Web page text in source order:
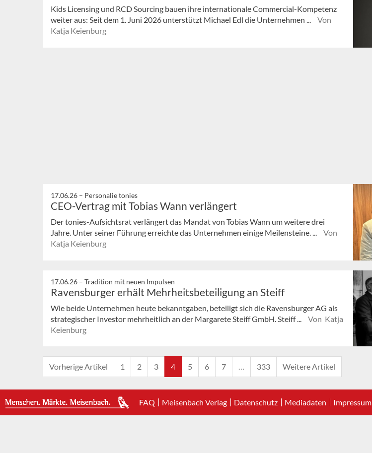
Kids Licensing und RCD Sourcing bauen ihre internationale Commercial-Kompetenz
weiter aus: Seit dem 1. Juni 2026 unterstützt Michael Edl die Unternehmen ...
Von
Katja Keienburg
17.06.26 – Personalie tonies
CEO-Vertrag mit Tobias Wann verlängert
Der tonies-Aufsichtsrat verlängert das Mandat von Tobias Wann um weitere drei
Jahre. Unter seiner Führung erreichte das Unternehmen einige Meilensteine. ...
Von
Katja Keienburg
17.06.26 – Tradition mit neuen Impulsen
Ravensburger erhält Mehrheitsbeteiligung an Steiff
Wie beide Unternehmen heute bekanntgaben, beteiligt sich die Ravensburger AG als
strategischer Investor mehrheitlich an der Margarete Steiff GmbH. Steiff ...
Von Katja
Keienburg
Vorherige Artikel 1 2 3 4 5 6 7 … 333 Weitere Artikel
FAQ Meisenbach Verlag Datenschutz Mediadaten Impressum